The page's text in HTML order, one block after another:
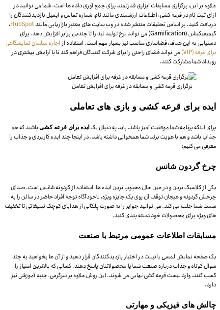
علاوه بر این، برگزاری مسابقات ابزاری قدرتمند برای جمع آوری داده ها است. شما می توانید در
ازای ثبت نام در قرعه کشی، اطلاعات ارزشمندی مانند نام، شماره تماس و ایمیل بازدیدکنندگان را
دریافت کنید. بر اساس تحقیقات منتشر شده در وب سایت های معتبر بازاریابی مانندHubSpot،
گیمیفیکیشن (Gamification) می تواند نرخ تولید لید را تا چندین برابر افزایش دهد. برای
دستیابی به این هدف، فضاسازی مناسب نیز بسیار مهم است. استفاده از اجاره مبلمان نمایشگاهی
برای غرفه (VIP)
می تواند فضای راحتی را برای شرکت کنندگان فراهم کند تا با آرامش بیشتری در
رویداد شما مشارکت کنند.
برگزاری قرعه کشی و مسابقه در غرفه برای افزایش تعامل
ایده برای قرعه کشی و بازی های تعاملی
برای اینکه برنامه شما موفقیت آمیز باشد، باید به دنبال یک ایده برای قرعه کشی باشید که هم
جذاب باشد و هم با هویت برند شما همخوانی داشته باشد. در اینجا چند ایده کاربردی و جذاب را
معرفی می کنیم:
چرخ گردون شانس
یکی از کلاسیک ترین و در عین حال محبوب ترین ایده ها، استفاده از گردونه شانس است. صدای
چرخش گردونه و هیجان توقف آن روی یک جایزه ویژه، ناخودآگاه توجه افراد حاضر در سالن را به
سمت شما جلب می کند. می توانید جوایز را به صورت پلکانی از هدایای کوچک تبلیغاتی تا تخفیف
های ویژه برای محصولات خود دسته بندی کنید.
مسابقات اطلاعات عمومی مرتبط با صنعت
یک صفحه نمایش لمسی یا تبلت در اختیار بازدیدکنندگان قرار دهید و از آن ها بخواهید به چند
سوال کوتاه و جذاب درباره صنعت شما یا محصولاتتان پاسخ دهند. کسانی که بالاترین امتیاز را
کسب کنند، وارد لیست قرعه کشی نهایی می شوند. این روش علاوه بر سرگرمی، جنبه آموزشی نیز
دارد.
چالش های فیزیکی و مهارتی